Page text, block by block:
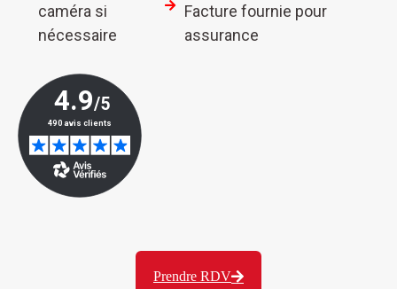
caméra si
nécessaire
Facture fournie pour
assurance
Prendre RDV